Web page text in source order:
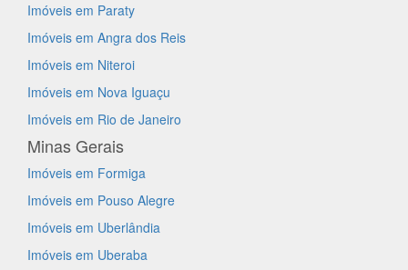
Imóveis em Paraty
Imóveis em Angra dos Reis
Imóveis em Niteroi
Imóveis em Nova Iguaçu
Imóveis em Rio de Janeiro
Minas Gerais
Imóveis em Formiga
Imóveis em Pouso Alegre
Imóveis em Uberlândia
Imóveis em Uberaba